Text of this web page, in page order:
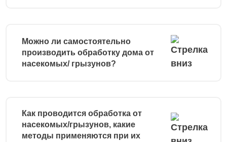
Можно ли самостоятельно
производить обработку дома от
насекомых/ грызунов?
Как проводится обработка от
насекомых/грызунов, какие
методы применяются при их